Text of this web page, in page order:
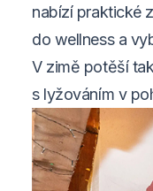
nabízí praktické
do wellness a
V zimě potěší
s lyžováním v